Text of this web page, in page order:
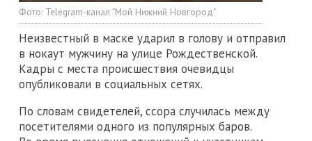
Фото: Telegram-канал "Мой Нижний Новгород"
Неизвестный в маске ударил в голову и отправил
в нокаут мужчину на улице Рождественской.
Кадры с места происшествия очевидцы
опубликовали в социальных сетях.
По словам свидетелей, ссора случилась между
посетителями одного из популярных баров.